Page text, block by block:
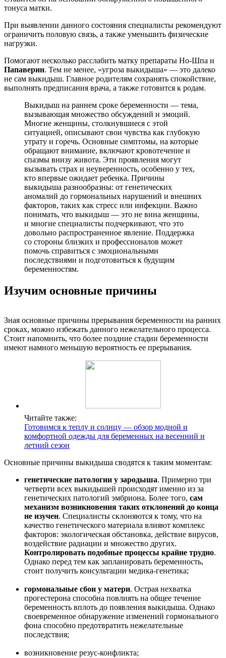
тонуса матки.
При выявлении данного состояния специалисты рекомендуют
ограничить половую связь, а также уменьшить физические
нагрузки.
Помогают несколько расслабить матку препараты Но-Шпа и
Папаверин. Тем не менее, «угроза выкидыша» — это далеко
не сам выкидыш. Главное родителям сохранять спокойствие,
выполнять предписания врача, а также готовится к родам.
Выкидыш на раннем сроке беременности — тема,
вызывающая множество обсуждений и эмоций.
Многие женщины, столкнувшиеся с этой
ситуацией, описывают свои чувства как глубокую
утрату и горечь. Основные симптомы, на которые
обращают внимание, включают кровотечение и
спазмы внизу живота. Эти проявления могут
вызывать страх и неуверенность, особенно у тех,
кто впервые ожидает ребенка. Причины
выкидыша разнообразны: от генетических
аномалий до гормональных нарушений и внешних
факторов, таких как стресс или инфекции. Важно
понимать, что выкидыш — это не вина женщины,
и многие специалисты подчеркивают, что это
довольно распространенное явление. Поддержка
со стороны близких и профессионалов может
помочь справиться с эмоциональными
последствиями и подготовиться к будущим
беременностям.
Изучим основные причины
Зная основные причины прерывания беременности на ранних
сроках, можно избежать данного нежелательного процесса.
Стоит напомнить, что более поздние стадии беременности
имеют намного меньшую вероятность ее прерывания.
Читайте также:
Готовимся к теплу и солнцу — обзор модной и
комфортной одежды для беременных на весенний и
летний сезон
Основные причины выкидыша сводятся к таким моментам:
генетические патологии у зародыша. Примерно три
четверти всех выкидышей происходят именно из за
генетических патологий эмбриона. Более того, сам
механизм возникновения таких отклонений до конца
не изучен. Специалисты склоняются к тому, что на
качество генетического материала влияют комплекс
факторов: экологическая обстановка, действие вирусов,
воздействие радиации и множество других.
Контролировать подобные процессы крайне трудно.
Однако перед тем как запланировать беременность,
стоит получить консультации медика-генетика;
гормональные сбои у матери. Острая нехватка
прогестерона способна повлиять на общее течение
беременность вплоть до появления выкидыша. Однако
своевременное обнаружение изменений гормонального
фона способно предотвратить нежелательные
последствия;
возникновение резус-конфликта;